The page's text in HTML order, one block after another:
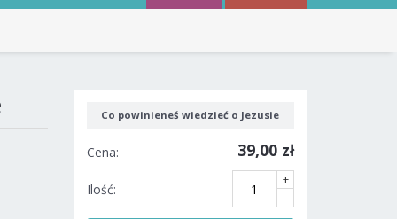
Co powinieneś wiedzieć o Jezusie
Cena: 39,00 zł
Ilość:
+
-